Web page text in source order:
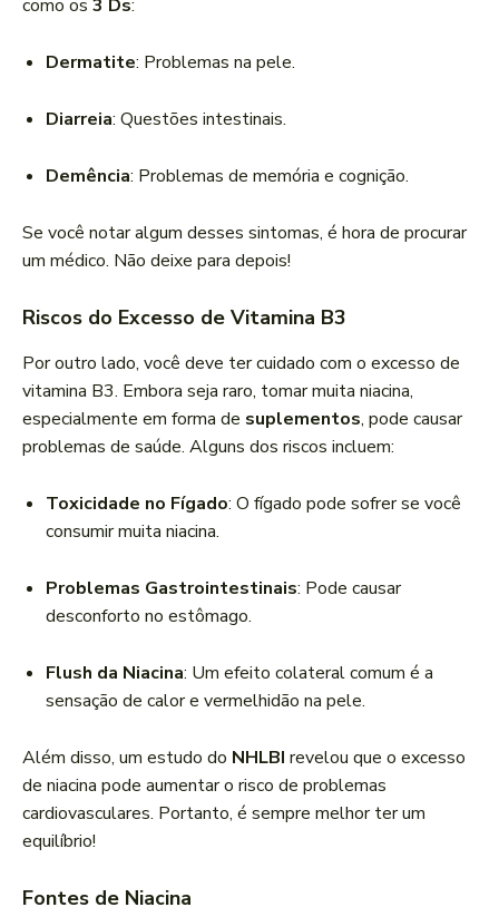
como os 3 Ds:
Dermatite: Problemas na pele.
Diarreia: Questões intestinais.
Demência: Problemas de memória e cognição.
Se você notar algum desses sintomas, é hora de procurar
um médico. Não deixe para depois!
Riscos do Excesso de Vitamina B3
Por outro lado, você deve ter cuidado com o excesso de
vitamina B3. Embora seja raro, tomar muita niacina,
especialmente em forma de suplementos, pode causar
problemas de saúde. Alguns dos riscos incluem:
Toxicidade no Fígado: O fígado pode sofrer se você
consumir muita niacina.
Problemas Gastrointestinais: Pode causar
desconforto no estômago.
Flush da Niacina: Um efeito colateral comum é a
sensação de calor e vermelhidão na pele.
Além disso, um estudo do NHLBI revelou que o excesso
de niacina pode aumentar o risco de problemas
cardiovasculares. Portanto, é sempre melhor ter um
equilíbrio!
Fontes de Niacina